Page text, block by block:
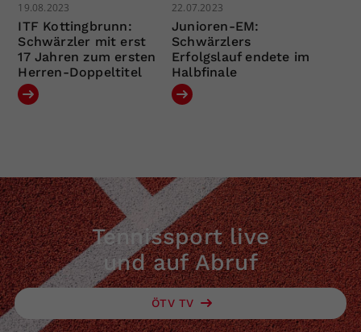
19.08.2023
ITF Kottingbrunn:
Schwärzler mit erst
17 Jahren zum ersten
Herren-Doppeltitel
22.07.2023
Junioren-EM:
Schwärzlers
Erfolgslauf endete im
Halbfinale
Tennissport live
und auf Abruf
ÖTV TV